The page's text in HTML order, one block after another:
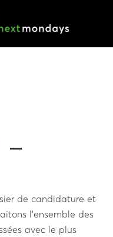
de candidature et
l’ensemble des
avec le plus